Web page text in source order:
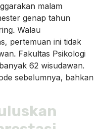
malam
genap tahun
Walau
pertemuan ini tidak
Fakultas Psikologi
62 wisudawan.
sebelumnya, bahkan